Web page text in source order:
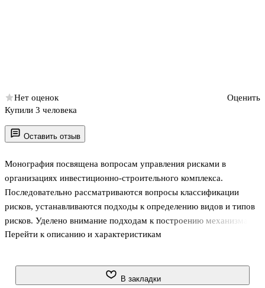
Оставить отзыв
Монография посвящена вопросам управления рисками в
организациях инвестиционно-строительного комплекса.
Последовательно рассматриваются вопросы классификации
рисков, устанавливаются подходы к определению видов и типов
рисков. Уделено внимание подходам к построению механизма
управления рисками и особенности воздействия на выявленные
комплексная экономическая проблема, связанная с
Перейти к описанию и характеристикам
Нет оценок
Оценить
Купили 3 человека
В закладки